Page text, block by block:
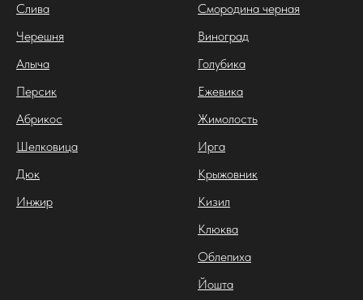
Слива
Черешня
Алыча
Персик
Абрикос
Шелковица
Дюк
Инжир
Смородина черная
Виноград
Голубика
Ежевика
Жимолость
Ирга
Крыжовник
Кизил
Клюква
Облепиха
Йошта